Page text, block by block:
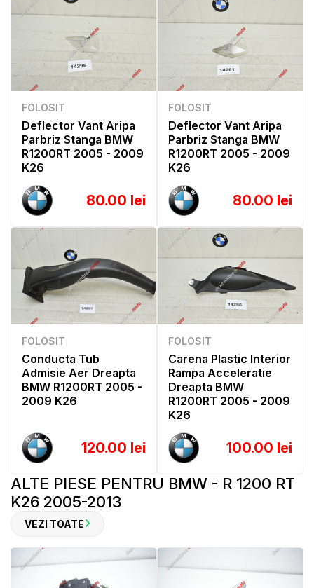
FOLOSIT
Deflector Vant Aripa
Parbriz Stanga BMW
R1200RT 2005 - 2009
K26
80.00 lei
FOLOSIT
Deflector Vant Aripa
Parbriz Stanga BMW
R1200RT 2005 - 2009
K26
80.00 lei
FOLOSIT
Conducta Tub
Admisie Aer Dreapta
BMW R1200RT 2005 -
2009 K26
120.00 lei
FOLOSIT
Carena Plastic Interior
Rampa Acceleratie
Dreapta BMW
R1200RT 2005 - 2009
K26
100.00 lei
ALTE PIESE PENTRU BMW - R 1200 RT
K26 2005-2013
VEZI TOATE